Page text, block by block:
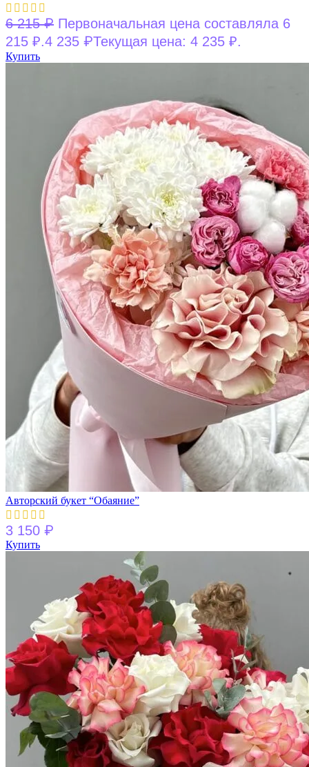
6 215₽ Первоначальная цена составляла 6
215 ₽.4 235 ₽Текущая цена: 4 235 ₽.
Купить
Авторский букет “Обаяние”
3 150 ₽
Купить